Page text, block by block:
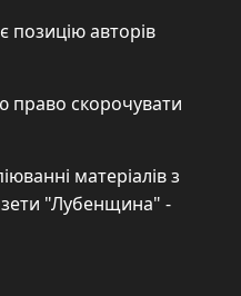
позицію авторів
право скорочувати
матеріалів з
"Лубенщина" -